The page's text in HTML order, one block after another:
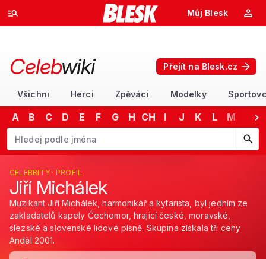
Můj Blesk
Celebwiki Přejít na Blesk.cz
Všichni Herci Zpěváci Modelky
A B C D E F G H CH I J K L M
Začněte psát jméno. Šipkami dolů a nahoru procházejte návrhy,
CELEBRITY · PROFIL
Jiří Michálek
Muzikant Jiří Michálek, harmonikář a kytarista, byl jedním ze
zakladatelů kapely Čechomor, hrající české, moravské,
slezské a slovenské lidové písně. Skupina získala tři ceny
Anděl 2001.